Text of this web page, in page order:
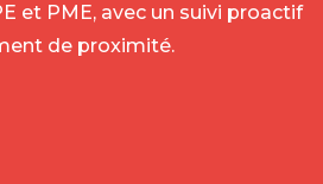
et PME, avec un suivi proactif
de proximité.